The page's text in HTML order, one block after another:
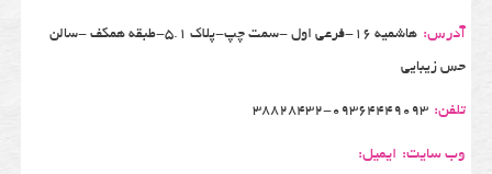
آدرس: هاشمیه 16-فرعی اول -سمت چپ-پلاک 5.1-طبقه همکف -سالن
حس زیبایی
تلفن: 38828432-09364449093
وب سایت: ایمیل: